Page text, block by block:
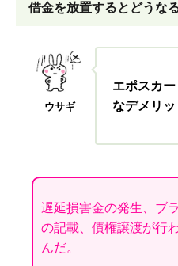
借金を放置するとどうな
ウサギ
エポスカ
なデメリ
遅延損害金の発生、ブ
の記載、債権譲渡が行
んだ。